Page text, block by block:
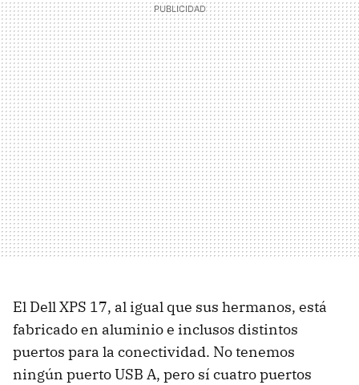
El Dell XPS 17, al igual que sus hermanos, está
fabricado en aluminio e inclusos distintos
puertos para la conectividad. No tenemos
ningún puerto USB A, pero sí cuatro puertos